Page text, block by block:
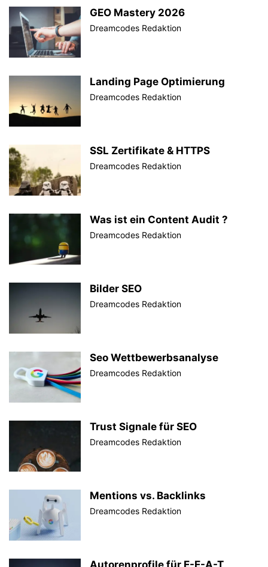
GEO Mastery 2026
Dreamcodes Redaktion
Landing Page Optimierung
Dreamcodes Redaktion
SSL Zertifikate & HTTPS
Dreamcodes Redaktion
Was ist ein Content Audit ?
Dreamcodes Redaktion
Bilder SEO
Dreamcodes Redaktion
Seo Wettbewerbsanalyse
Dreamcodes Redaktion
Trust Signale für SEO
Dreamcodes Redaktion
Mentions vs. Backlinks
Dreamcodes Redaktion
Autorenprofile für E-E-A-T